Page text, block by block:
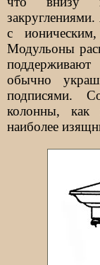
с
Модульоны
обычно
подписями.
колонны, как
наиболее